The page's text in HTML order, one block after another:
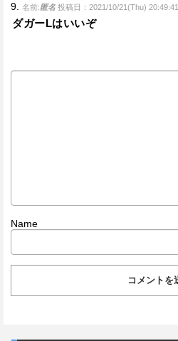
9. 名前:匿名 投稿日：2021/10/21(Thu) 20:49:41
ダガーLはいいぞ
Name